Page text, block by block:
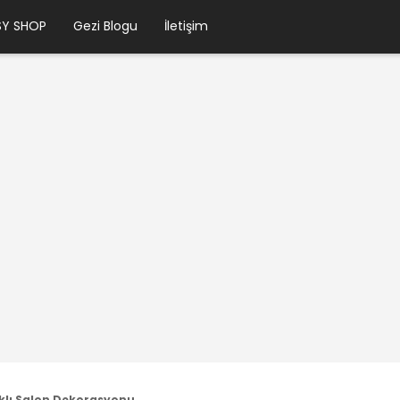
SHOP Gezi Blogu İletişim